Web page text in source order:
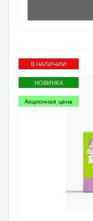
В НАЛИЧИИ
НОВИНКА
Акционная цена